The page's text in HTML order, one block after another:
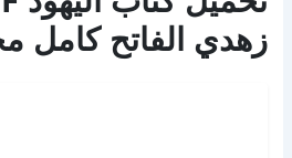
زهدي الفاتح كامل